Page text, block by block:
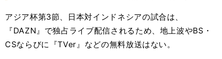
アジア杯第3節、日本対インドネシアの試合は、
『DAZN』で独占ライブ配信されるため、 地上波やBS・
CSならびに『TVer』などの無料放送はない。